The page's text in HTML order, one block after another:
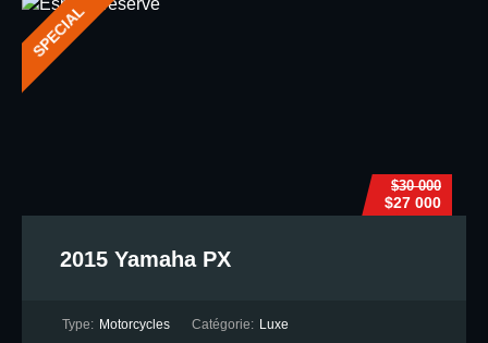
SPECIAL
$30 000
$27 000
2015 Yamaha PX
Type: Motorcycles Catégorie: Luxe